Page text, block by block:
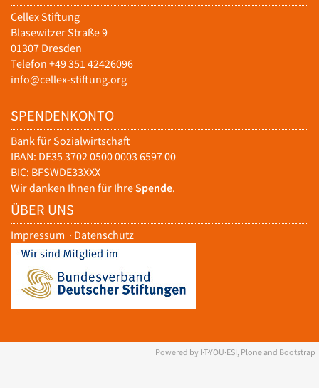
Cellex Stiftung
Blasewitzer Straße 9
01307 Dresden
Telefon +49 351 42426096
info@cellex-stiftung.org
SPENDENKONTO
Bank für Sozialwirtschaft
IBAN: DE35 3702 0500 0003 6597 00
BIC: BFSWDE33XXX
Wir danken Ihnen für IhreSpende.
ÜBER UNS
Impressum · Datenschutz
Powered by I·T·YOU·ESI, Plone and Bootstrap